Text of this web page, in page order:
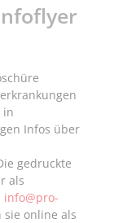
in
Infos über
gedruckte
als
info@pro-
sie online als